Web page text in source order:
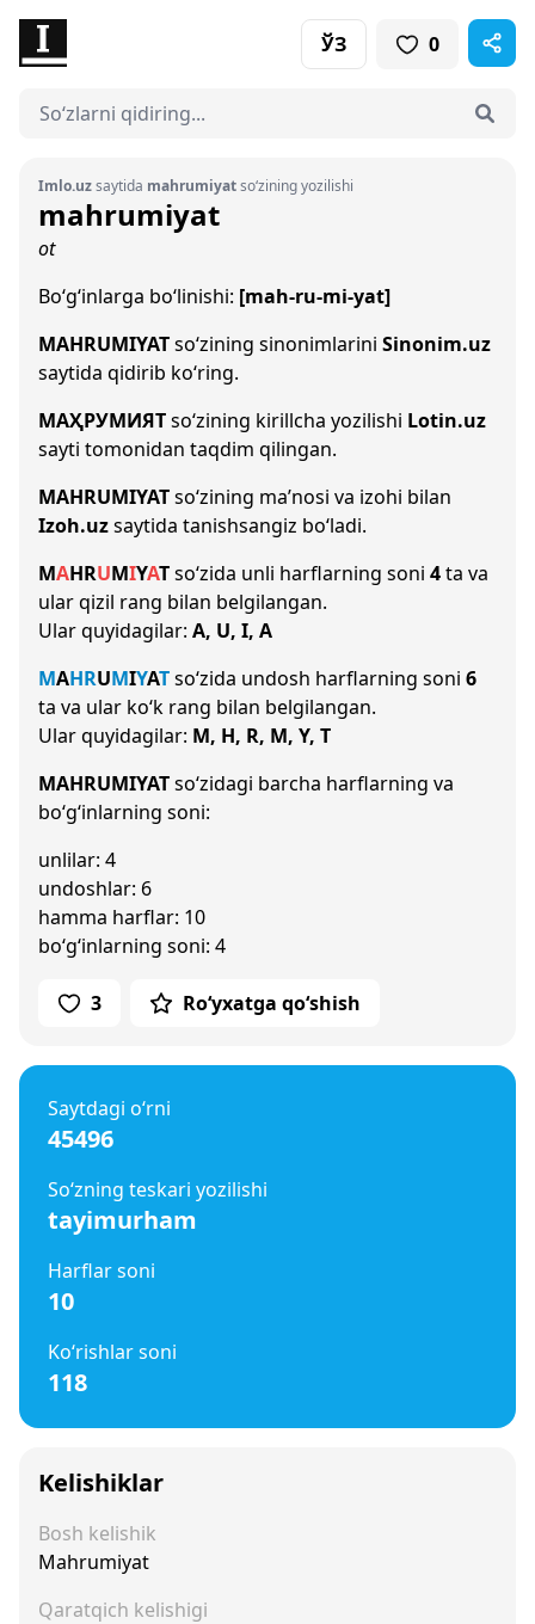
ЎЗ 0
Imlo.uzsaytida mahrumiyatso‘zining yozilishi
mahrumiyat
ot
Bo‘g‘inlarga bo‘linishi: [mah-ru-mi-yat]
MAHRUMIYATso‘zining sinonimlarini Sinonim.uz
saytida qidirib ko‘ring.
МАҲРУМИЯТso‘zining kirillcha yozilishi Lotin.uz
sayti tomonidan taqdim qilingan.
MAHRUMIYATso‘zining ma’nosi va izohi bilan
Izoh.uzsaytida tanishsangiz bo‘ladi.
MAHRUMIYATso‘zida unli harflarning soni 4ta va
ular qizil rang bilan belgilangan.
Ular quyidagilar: A, U, I, A
MAHRUMIYATso‘zida undosh harflarning soni 6
ta va ular ko‘k rang bilan belgilangan.
Ular quyidagilar: M, H, R, M, Y, T
MAHRUMIYATso‘zidagi barcha harflarning va
bo‘g‘inlarning soni:
unlilar: 4
undoshlar: 6
hamma harflar: 10
bo‘g‘inlarning soni: 4
3 Ro‘yxatga qo‘shish
Saytdagi o‘rni
45496
So‘zning teskari yozilishi
tayimurham
Harflar soni
10
Ko‘rishlar soni
118
Kelishiklar
Bosh kelishik
Mahrumiyat
Qaratqich kelishigi